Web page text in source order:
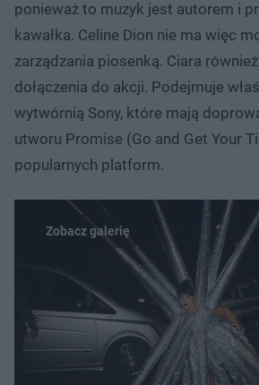
ponieważ to muzyk jest autorem i
kawałka. Celine Dion nie ma więc
zarządzania piosenką. Ciara
dołączenia do akcji. Podejmuje
wytwórnią Sony, które mają
utworu Promise (Go and Get Your
popularnych platform.